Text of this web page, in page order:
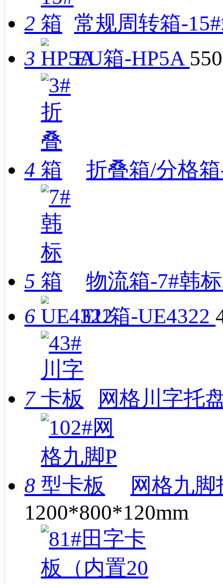
2
常规周转箱-
3
EU箱-HP5A
4 折叠箱/分格
5
物流箱-7#韩
6
EU箱-UE4322
7 网格川字托
8
网格九
1200*800*120mm